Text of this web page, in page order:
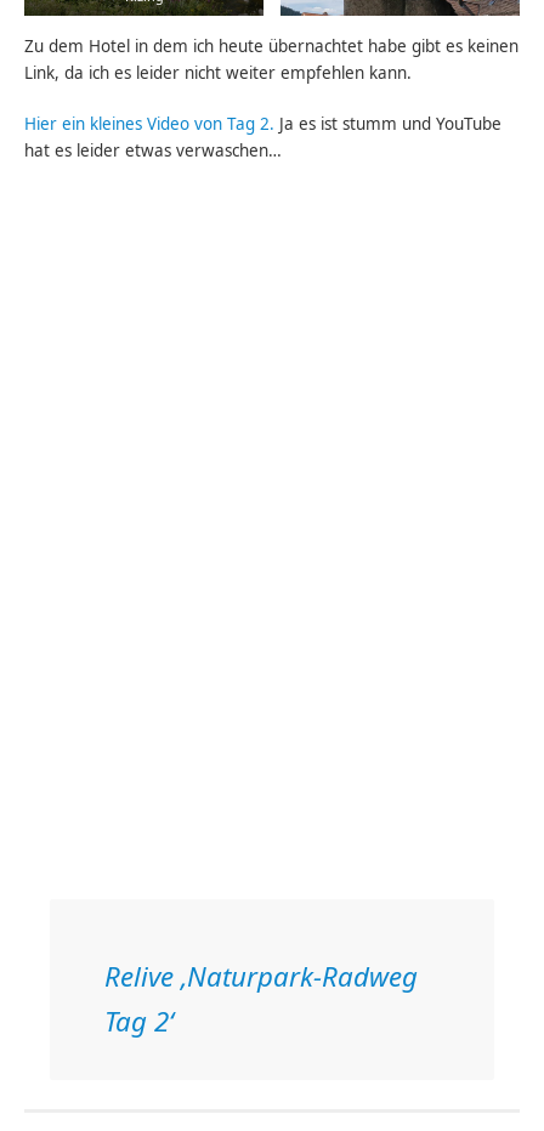
Zu dem Hotel in dem ich heute übernachtet habe gibt es keinen
Link, da ich es leider nicht weiter empfehlen kann.
Hier ein kleines Video von Tag 2. Ja es ist stumm und YouTube
hat es leider etwas verwaschen…
Relive ‚Naturpark-Radweg
Tag 2‘